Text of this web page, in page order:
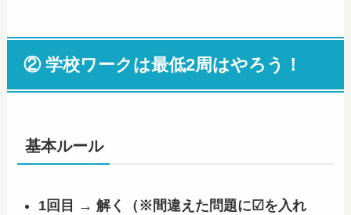
② 学校ワークは最低2周はやろう！
基本ルール
1回目 → 解く（※間違えた問題に☑を入れ